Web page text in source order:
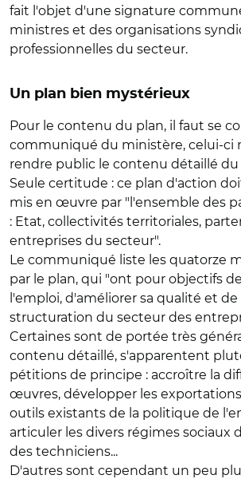
fait l'objet d'une signature
ministres et des organisations
professionnelles du secteur.
Un plan bien mystérieux
Pour le contenu du plan, il faut se
communiqué du ministère, celui-ci
rendre public le contenu détaillé
Seule certitude : ce plan d'action
mis en œuvre par "l'ensemble des
: Etat, collectivités territoriales,
entreprises du secteur".
Le communiqué liste les quatorze
par le plan, qui "ont pour objectifs
l'emploi, d'améliorer sa qualité et de
structuration du secteur des
Certaines sont de portée très
contenu détaillé, s'apparentent
pétitions de principe : accroître la
œuvres, développer les
outils existants de la politique de
articuler les divers régimes sociaux
des techniciens...
D'autres sont cependant un peu